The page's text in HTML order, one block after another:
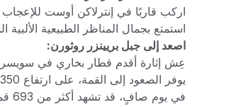
اركب قاربًا في إنترلاكن أوست
استمتع بجمال المناظر الطبيعية
اصعد إلى جبل بريينزر روثورن:
عِش إثارة أقدم قطار بخاري في
يوفر الصعود إلى القمة، على ارتفاع 2,350 مترًا، مناظر بانورامية مذهلة.
في يوم صافٍ، قد تشهد أكثر من 693 قمة جبلية.